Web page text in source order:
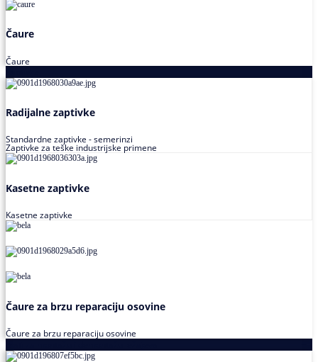
Čaure
Čaure
Radijalne zaptivke
Standardne zaptivke - semerinzi
Zaptivke za teške industrijske primene
Kasetne zaptivke
Kasetne zaptivke
Čaure za brzu reparaciju osovine
Čaure za brzu reparaciju osovine